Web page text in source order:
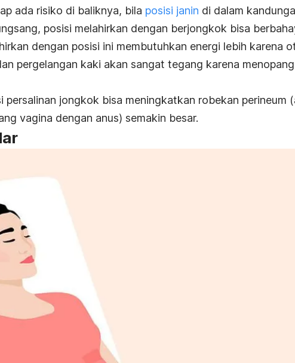
ada risiko di baliknya, bila posisi janin di dalam
posisi melahirkan dengan berjongkok bisa
dengan posisi ini membutuhkan energi lebih karena
pergelangan kaki akan sangat tegang karena
persalinan jongkok bisa meningkatkan robekan perineum
vagina dengan anus) semakin besar.